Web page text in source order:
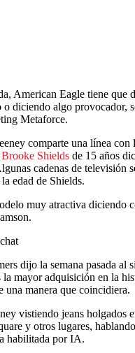
American Eagle tiene que
diciendo algo provocador,
Metaforce.
comparte una línea con
Brooke Shields de 15 años
cadenas de televisión
edad de Shields.
muy atractiva diciendo
dijo la semana pasada al
mayor adquisición en la
una manera que coincidiera.
vistiendo jeans holgados
y otros lugares,
habilitada por IA.